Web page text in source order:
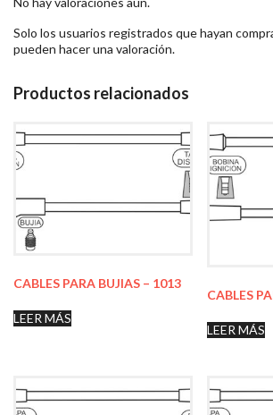
Solo los usuarios registrados que hayan
pueden hacer una valoración.
Productos relacionados
CABLES PARA BUJIAS – 1013
LEER MÁS
CABLES
LEER MÁS